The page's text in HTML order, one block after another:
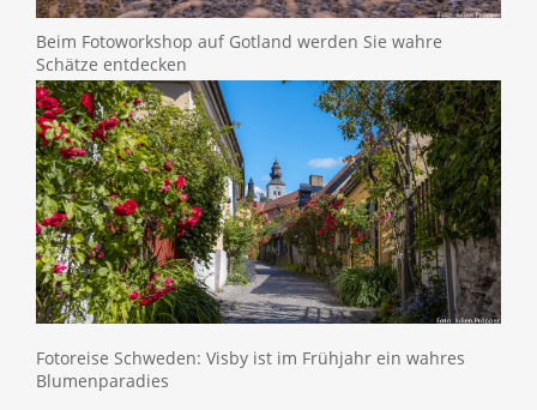
Beim Fotoworkshop auf Gotland werden Sie wahre
Schätze entdecken
Fotoreise Schweden: Visby ist im Frühjahr ein wahres
Blumenparadies